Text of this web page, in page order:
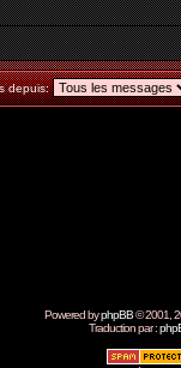
depuis:
Powered byphpBB© 2001,
Traduction par :